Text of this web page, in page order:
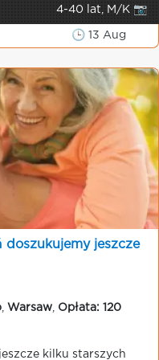
4-40 lat, M/K 📷
🕒 13 Aug
doszukujemy jeszcze
Warsaw
Opłata: 120
kilku starszych